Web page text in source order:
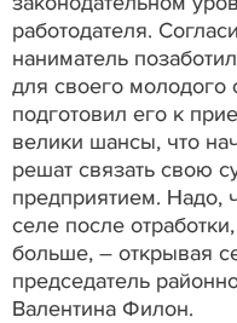
работодателя.
наниматель
для своего молодого
подготовил его к
велики шансы, что
решат связать свою
предприятием. Надо,
селе после
больше, – открывая
председатель
Валентина Филон.